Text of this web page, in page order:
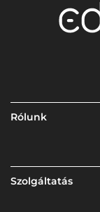
Rólunk
Szolgáltatás